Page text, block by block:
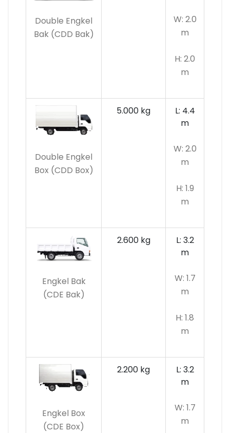
Double Engkel
Bak (CDD Bak)
W: 2.0
m
H: 2.0
m
Double Engkel
Box (CDD Box)
5.000 kg
L: 4.4
m
W: 2.0
m
H: 1.9
m
Engkel Bak
(CDE Bak)
2.600 kg
L: 3.2
m
W: 1.7
m
H: 1.8
m
Engkel Box
(CDE Box)
2.200 kg
L: 3.2
m
W: 1.7
m